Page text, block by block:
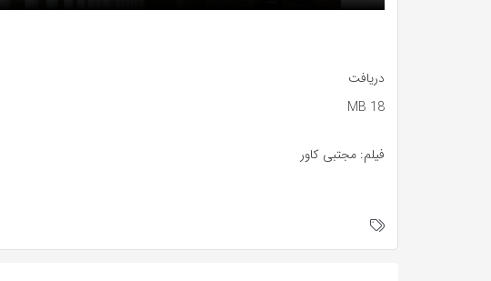
دریافت
18 MB
فیلم: مجتبی کاور